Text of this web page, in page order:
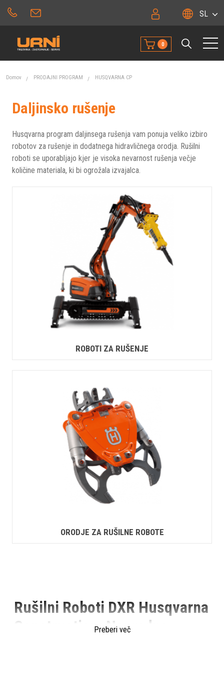
SL
0
Domov PRODAJNI PROGRAM HUSQVARNA CP
Daljinsko rušenje
Husqvarna program daljinsega rušenja vam ponuja veliko izbiro
robotov za rušenje in dodatnega hidravličnega orodja. Rušilni
roboti se uporabljajo kjer je visoka nevarnost rušenja večje
količine materiala, ki bi ogrožala izvajalca.
ROBOTI ZA RUŠENJE
ORODJE ZA RUŠILNE ROBOTE
Rušilni Roboti DXR Husqvarna
Construction: Napredna
Preberi več